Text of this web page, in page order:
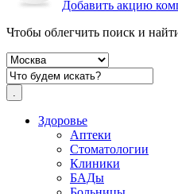
Добавить акцию
Чтобы облегчить поиск и
Здоровье
Аптеки
Стоматологии
Клиники
БАДы